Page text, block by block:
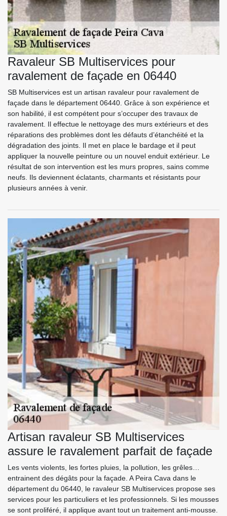
Ravaleur SB Multiservices pour
ravalement de façade en 06440
SB Multiservices est un artisan ravaleur pour ravalement de
façade dans le département 06440. Grâce à son expérience et
son habilité, il est compétent pour s’occuper des travaux de
ravalement. Il effectue le nettoyage des murs extérieurs et des
réparations des problèmes dont les défauts d’étanchéité et la
dégradation des joints. Il met en place le bardage et il peut
appliquer la nouvelle peinture ou un nouvel enduit extérieur. Le
résultat de son intervention est les murs propres, sains comme
neufs. Ils deviennent éclatants, charmants et résistants pour
plusieurs années à venir.
Artisan ravaleur SB Multiservices
assure le ravalement parfait de façade
Les vents violents, les fortes pluies, la pollution, les grêles…
entrainent des dégâts pour la façade. A Peira Cava dans le
département du 06440, le ravaleur SB Multiservices propose ses
services pour les particuliers et les professionnels. Si les mousses
se sont proliféré, il applique avant tout un traitement anti-mousse.